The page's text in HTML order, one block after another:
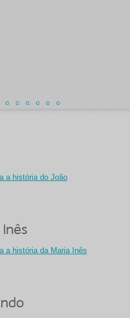
a história do João
a história da Maria Inês